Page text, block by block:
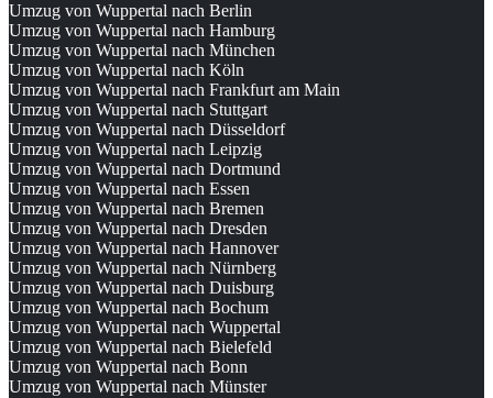
Umzug von Wuppertal nach Berlin
Umzug von Wuppertal nach Hamburg
Umzug von Wuppertal nach München
Umzug von Wuppertal nach Köln
Umzug von Wuppertal nach Frankfurt am Main
Umzug von Wuppertal nach Stuttgart
Umzug von Wuppertal nach Düsseldorf
Umzug von Wuppertal nach Leipzig
Umzug von Wuppertal nach Dortmund
Umzug von Wuppertal nach Essen
Umzug von Wuppertal nach Bremen
Umzug von Wuppertal nach Dresden
Umzug von Wuppertal nach Hannover
Umzug von Wuppertal nach Nürnberg
Umzug von Wuppertal nach Duisburg
Umzug von Wuppertal nach Bochum
Umzug von Wuppertal nach Wuppertal
Umzug von Wuppertal nach Bielefeld
Umzug von Wuppertal nach Bonn
Umzug von Wuppertal nach Münster